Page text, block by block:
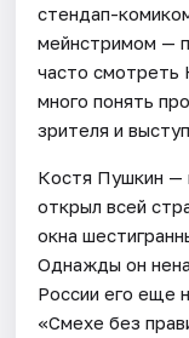
стендап-
мейнстримом —
часто
много понять
зрителя и
Костя Пушкин —
открыл всей
окна
Однажды он
России его еще
«Смехе без